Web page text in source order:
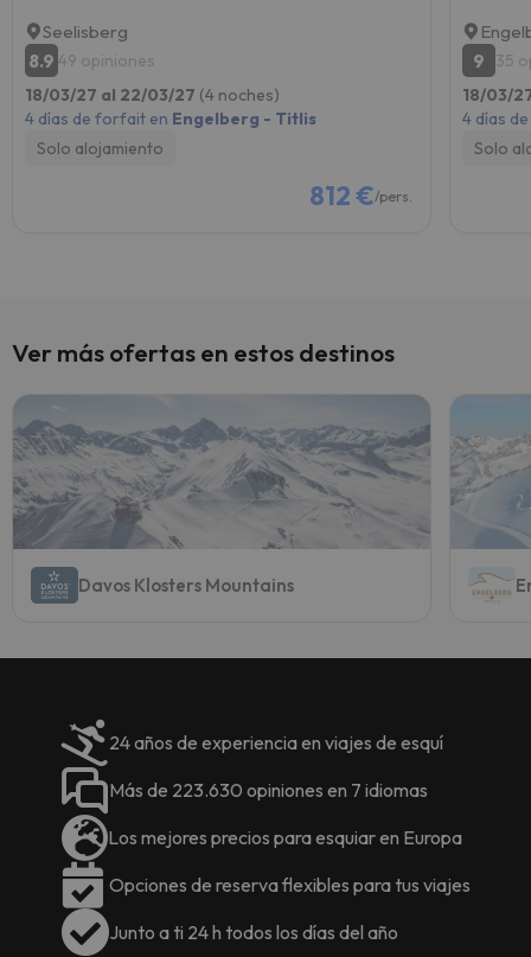
Seelisberg
8.9 49 opiniones
18/03/27 al 22/03/27 (4 noches)
4 días de forfait en Engelberg - Titlis
Solo alojamiento
812 €/pers.
9
35
18/03/
4 días
Solo
Ver más ofertas en estos destinos
Davos Klosters Mountains
24 años de experiencia en viajes de esquí
Más de 223.630 opiniones en 7 idiomas
Los mejores precios para esquiar en Europa
Opciones de reserva flexibles para tus viajes
Junto a ti 24 h todos los días del año